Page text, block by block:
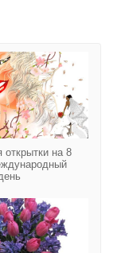
на 8 марта -
открытки на 8
цветы на 8